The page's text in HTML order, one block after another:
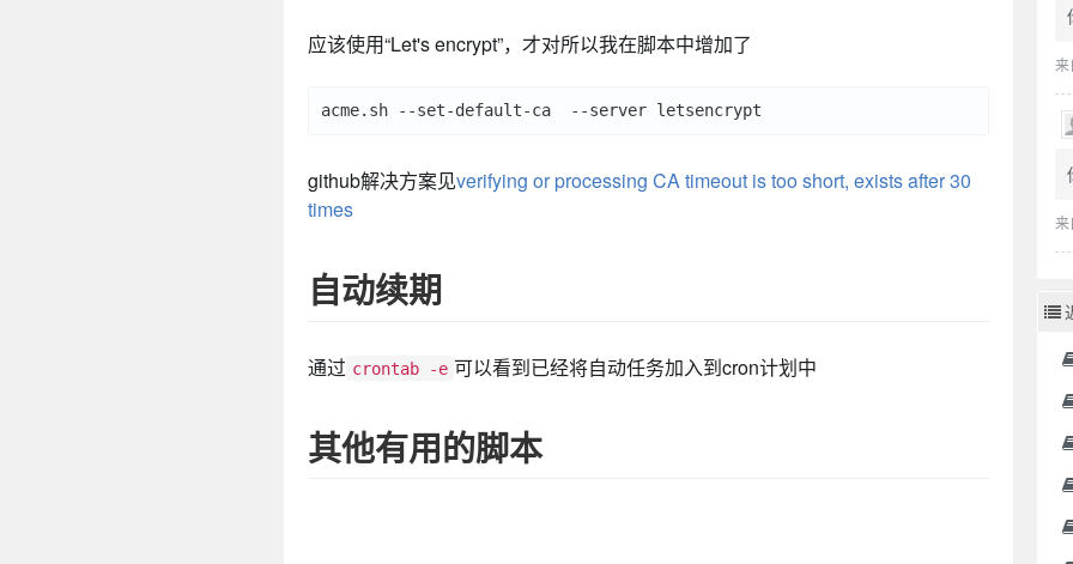
应该使用“Let's encrypt”，才对所以我在脚本中增加了
github解决方案见verifying or processing CA timeout is too short, exists after 30
times
自动续期
通过 crontab -e 可以看到已经将自动任务加入到cron计划中
其他有用的脚本